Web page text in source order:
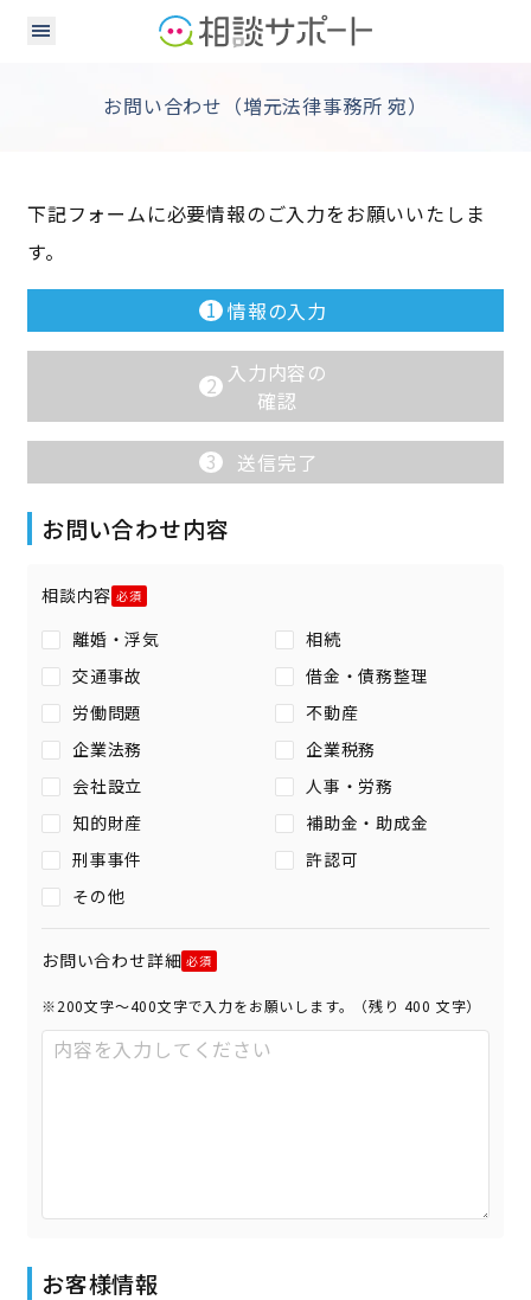
お問い合わせ（増元法律事務所 宛）
下記フォームに必要情報のご入力をお願いいたしま
す。
1 情報の入力
2 入力内容の
確認
3 送信完了
お問い合わせ内容
相談内容
離婚・浮気
相続
交通事故
借金・債務整理
労働問題
不動産
企業法務
企業税務
会社設立
人事・労務
知的財産
補助金・助成金
刑事事件
許認可
その他
お問い合わせ詳細
※200文字〜400文字で入力をお願いします。（残り 400 文字）
お客様情報